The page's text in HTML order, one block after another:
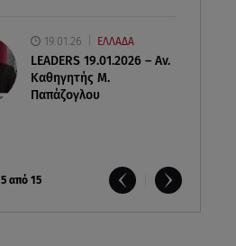
19.01.26 ΕΛΛΑΔΑ
LEADERS 19.01.2026 – Αν.
Καθηγητής Μ.
Παπάζογλου
5 από 15